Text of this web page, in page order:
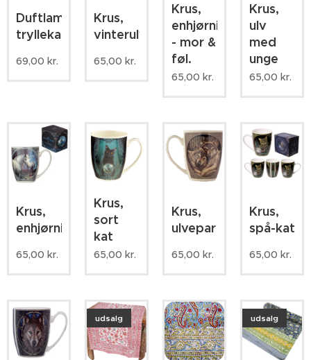
Duftlampe,
tryllekat
69,00 kr.
Krus,
vinterulve
65,00 kr.
Krus,
enhjørninge
- mor &
føl.
65,00 kr.
Krus,
ulv
med
unge
65,00 kr.
Krus,
enhjørningepar
65,00 kr.
Krus,
sort
kat
65,00 kr.
Krus,
ulvepar
65,00 kr.
Krus,
spå-kat
65,00 kr.
udsalg udsalg